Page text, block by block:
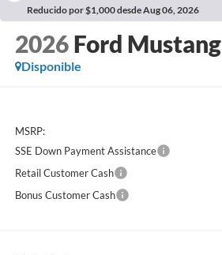
Reducido por $1,000 desde Aug 06, 2026
2026 Ford Mustang
Disponible
MSRP:
SSE Down Payment Assistance
Retail Customer Cash
Bonus Customer Cash